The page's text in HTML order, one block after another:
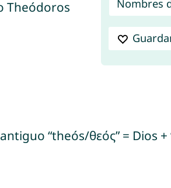
Nombres
Theódoros
“theós/θεός” = Dios